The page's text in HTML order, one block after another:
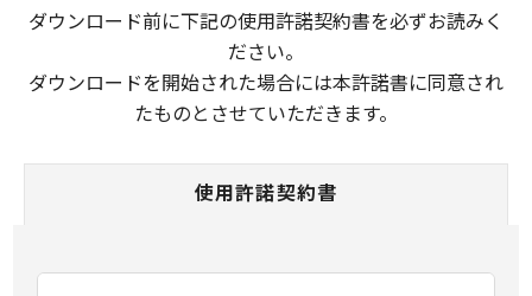
ダウンロード前に下記の使用許諾契約書を必ずお読みく
ださい。
ダウンロードを開始された場合には本許諾書に同意され
たものとさせていただきます。
使用許諾契約書